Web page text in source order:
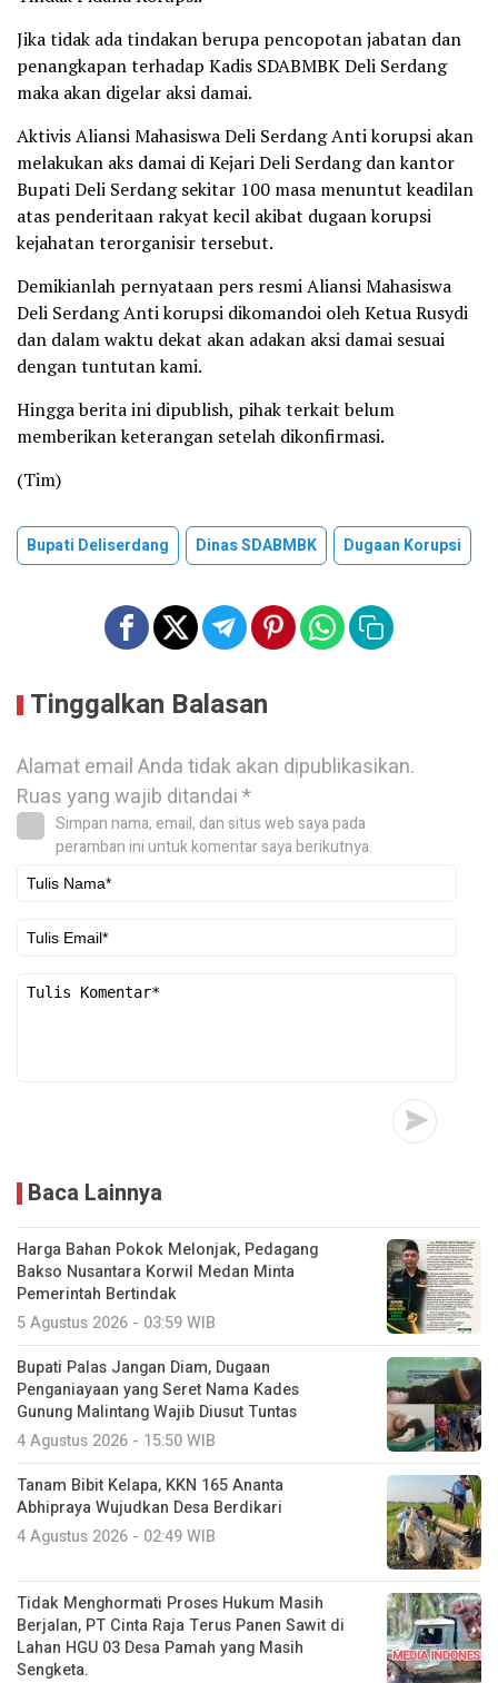
Jika tidak ada tindakan berupa pencopotan jabatan dan
penangkapan terhadap Kadis SDABMBK Deli Serdang
maka akan digelar aksi damai.
Aktivis Aliansi Mahasiswa Deli Serdang Anti korupsi akan
melakukan aks damai di Kejari Deli Serdang dan kantor
Bupati Deli Serdang sekitar 100 masa menuntut keadilan
atas penderitaan rakyat kecil akibat dugaan korupsi
kejahatan terorganisir tersebut.
Demikianlah pernyataan pers resmi Aliansi Mahasiswa
Deli Serdang Anti korupsi dikomandoi oleh Ketua Rusydi
dan dalam waktu dekat akan adakan aksi damai sesuai
dengan tuntutan kami.
Hingga berita ini dipublish, pihak terkait belum
memberikan keterangan setelah dikonfirmasi.
(Tim)
Bupati Deliserdang Dinas SDABMBK Dugaan Korupsi
Tinggalkan Balasan
Alamat email Anda tidak akan dipublikasikan.
Ruas yang wajib ditandai*
Simpan nama, email, dan situs web saya pada
peramban ini untuk komentar saya berikutnya.
Baca Lainnya
Harga Bahan Pokok Melonjak, Pedagang
Bakso Nusantara Korwil Medan Minta
Pemerintah Bertindak
5 Agustus 2026 - 03:59 WIB
Bupati Palas Jangan Diam, Dugaan
Penganiayaan yang Seret Nama Kades
Gunung Malintang Wajib Diusut Tuntas
4 Agustus 2026 - 15:50 WIB
Tanam Bibit Kelapa, KKN 165 Ananta
Abhipraya Wujudkan Desa Berdikari
4 Agustus 2026 - 02:49 WIB
Tidak Menghormati Proses Hukum Masih
Berjalan, PT Cinta Raja Terus Panen Sawit di
Lahan HGU 03 Desa Pamah yang Masih
Sengketa.